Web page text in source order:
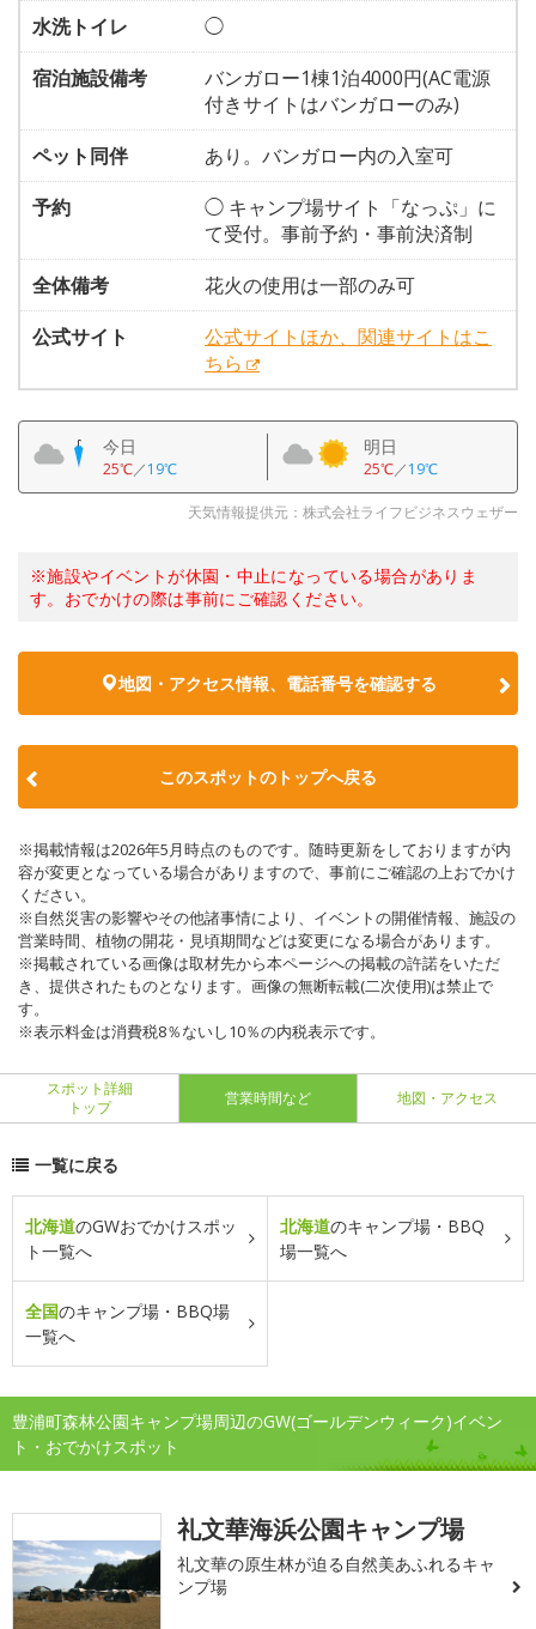
水洗トイレ
◯
宿泊施設備考
バンガロー1棟1泊4000円(AC電源
付きサイトはバンガローのみ)
ペット同伴
あり。バンガロー内の入室可
予約
◯ キャンプ場サイト「なっぷ」に
て受付。事前予約・事前決済制
全体備考
花火の使用は一部のみ可
公式サイト
公式サイトほか、関連サイトはこ
ちら
今日
25℃／19℃
明日
25℃／19℃
天気情報提供元：株式会社ライフビジネスウェザー
※施設やイベントが休園・中止になっている場合がありま
す。おでかけの際は事前にご確認ください。
地図・アクセス情報、電話番号を確認する
このスポットのトップへ戻る
※掲載情報は2026年5月時点のものです。随時更新をしておりますが内
容が変更となっている場合がありますので、事前にご確認の上おでかけ
ください。
※自然災害の影響やその他諸事情により、イベントの開催情報、施設の
営業時間、植物の開花・見頃期間などは変更になる場合があります。
※掲載されている画像は取材先から本ページへの掲載の許諾をいただ
き、提供されたものとなります。画像の無断転載(二次使用)は禁止で
す。
※表示料金は消費税8％ないし10％の内税表示です。
スポット詳細
トップ
営業時間など 地図・アクセス
一覧に戻る
北海道のGWおでかけスポッ
ト一覧へ
北海道のキャンプ場・BBQ
場一覧へ
全国のキャンプ場・BBQ場
一覧へ
豊浦町森林公園キャンプ場周辺のGW(ゴールデンウィーク)イベン
ト・おでかけスポット
礼文華海浜公園キャンプ場
礼文華の原生林が迫る自然美あふれるキャ
ンプ場